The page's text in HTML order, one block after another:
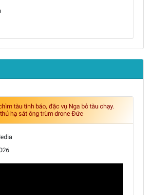
tàu tình báo, đặc vụ Nga bỏ tàu chạy.
hạ sát ông trùm drone Đức